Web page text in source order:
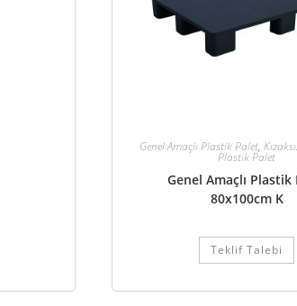
Genel Amaçlı Plastik Palet,
Plastik Palet
Genel Amaçlı Plastik
80x100cm K
Teklif Talebi